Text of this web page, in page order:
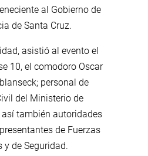
al Gobierno de
de Santa Cruz.
asistió al evento el
10, el comodoro Oscar
personal de
del Ministerio de
también autoridades
de Fuerzas
y de Seguridad.